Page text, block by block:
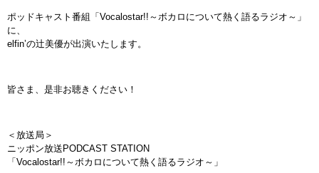
ポッドキャスト番組「Vocalostar!!～ボカロについて熱く語るラジオ～」
に、
elfin’の辻美優が出演いたします。
皆さま、是非お聴きください！
＜放送局＞
ニッポン放送PODCAST STATION
「Vocalostar!!～ボカロについて熱く語るラジオ～」